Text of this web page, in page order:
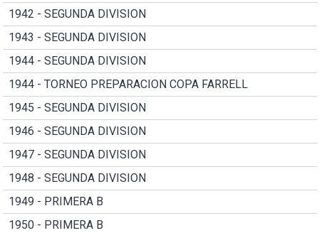
1942 - SEGUNDA DIVISION
1943 - SEGUNDA DIVISION
1944 - SEGUNDA DIVISION
1944 - TORNEO PREPARACION COPA FARRELL
1945 - SEGUNDA DIVISION
1946 - SEGUNDA DIVISION
1947 - SEGUNDA DIVISION
1948 - SEGUNDA DIVISION
1949 - PRIMERA B
1950 - PRIMERA B